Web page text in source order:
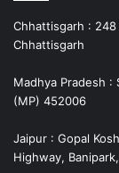
Chhattisgarh : 248
Chhattisgarh
Madhya Pradesh :
(MP) 452006
Jaipur : Gopal
Highway,